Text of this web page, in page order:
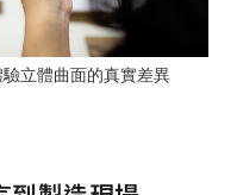
立體曲面的真實差異